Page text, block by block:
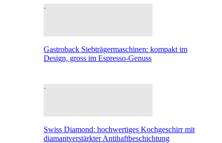
Gastroback Siebträgermaschinen: kompakt im
Design, gross im Espresso-Genuss
Swiss Diamond: hochwertiges Kochgeschirr mit
diamantverstärkter Antihaftbeschichtung